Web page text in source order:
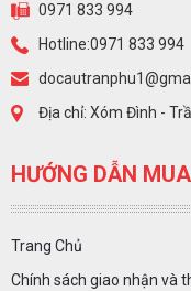
0971 833 994
Hotline:0971 833 994
Địa chỉ: Xóm Đình -
HƯỚNG DẪN
Trang Chủ
Chính sách giao nhận và